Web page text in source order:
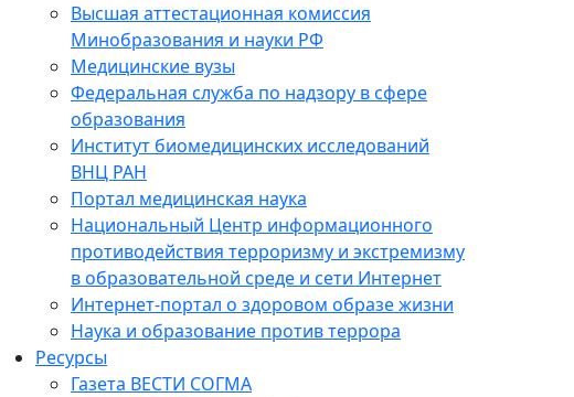
Высшая аттестационная комиссия
Минобразования и науки РФ
Медицинские вузы
Федеральная служба по надзору в сфере
образования
Институт биомедицинских исследований
ВНЦ РАН
Портал медицинская наука
Национальный Центр информационного
противодействия терроризму и экстремизму
в образовательной среде и сети Интернет
Интернет-портал о здоровом образе жизни
Наука и образование против террора
Ресурсы
Газета ВЕСТИ СОГМА